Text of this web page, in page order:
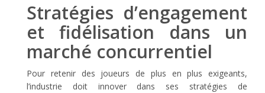
Stratégies d’engagement
et fidélisation dans un
marché concurrentiel
Pour retenir des joueurs de plus en plus exigeants,
l’industrie doit innover dans ses stratégies de